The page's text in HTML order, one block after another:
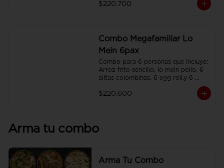
individuales.
$220.700
Combo Megafamiliar Lo
Mein 6pax
Combo para 6 personas que incluye:
Arroz frito sencillo, lo mein pollo, 6
alitas colombinas, 6 egg roll,y 6
individuales.
$220.600
Arma tu combo
Arma Tu Combo